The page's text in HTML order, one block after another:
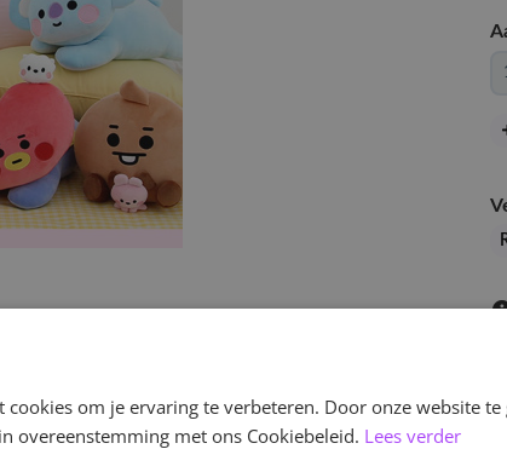
cookies om je ervaring te verbeteren. Door onze website
overeenstemming met ons Cookiebeleid. Lees verder